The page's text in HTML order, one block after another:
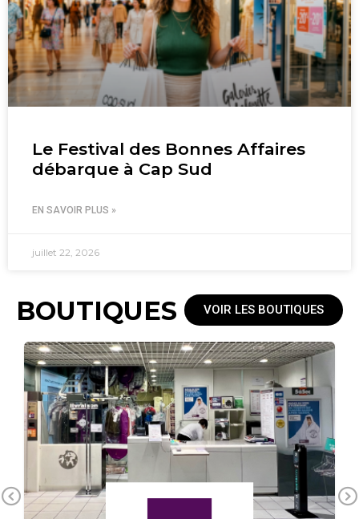
Le Festival des Bonnes Affaires
débarque à Cap Sud
EN SAVOIR PLUS »
juillet 22, 2026
BOUTIQUES VOIR LES BOUTIQUES
Previous